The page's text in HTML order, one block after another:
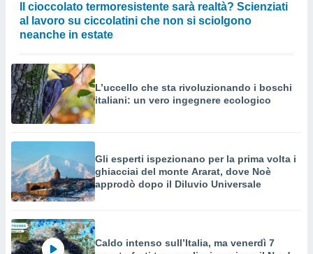
Il cioccolato termoresistente sarà realtà? Scienziati
al lavoro su ciccolatini che non si sciolgono
neanche in estate
L’uccello che sta rivoluzionando i boschi
italiani: un vero ingegnere ecologico
Gli esperti ispezionano per la prima volta i
ghiacciai del monte Ararat, dove Noè
approdò dopo il Diluvio Universale
Caldo intenso sull’Italia, ma venerdì 7